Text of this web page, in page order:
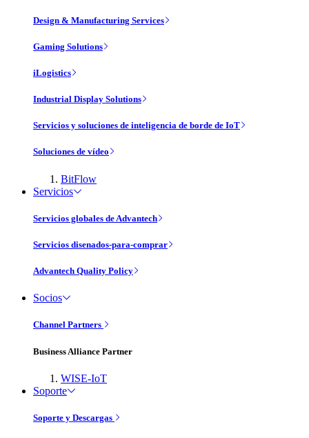
Design & Manufacturing Services
Gaming Solutions
iLogistics
Industrial Display Solutions
Servicios y soluciones de inteligencia de borde de IoT
Soluciones de vídeo
BitFlow
Servicios
Servicios globales de Advantech
Servicios disenados-para-comprar
Advantech Quality Policy
Socios
Channel Partners
Business Alliance Partner
WISE-IoT
Soporte
Soporte y Descargas